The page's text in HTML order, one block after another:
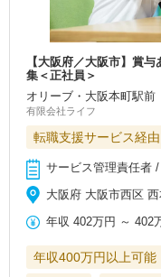
【大阪府／大阪市】賞
集＜正社員＞
オリーブ・大阪本町駅前
有限会社ライフ
転職支援サービス経由
サービス管理責任者 /
大阪府 大阪市西区
年収 402万円 ～402
年収400万円以上可能